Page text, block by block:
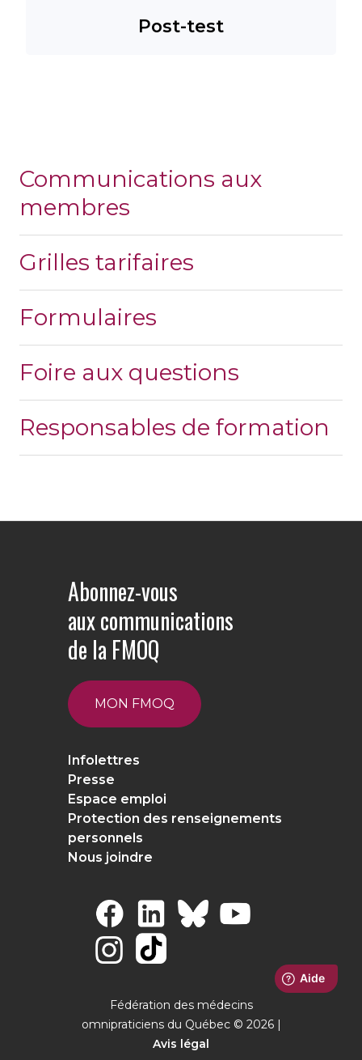
Post-test
Communications aux
membres
Grilles tarifaires
Formulaires
Foire aux questions
Responsables de formation
Abonnez-vous
aux communications
de la FMOQ
MON FMOQ
Infolettres
Presse
Espace emploi
Protection des renseignements
personnels
Nous joindre
Fédération des médecins
omnipraticiens du Québec © 2026 |
Avis légal